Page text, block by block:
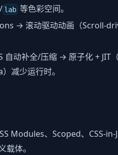
/ lab等色彩空间。
→ 滚动驱动动画（Scroll-
自动补全/压缩 → 原子化 +
减少运行时。
Modules、Scoped、CSS-in-
体。